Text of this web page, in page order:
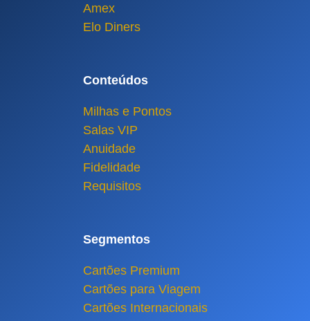
Amex
Elo Diners
Conteúdos
Milhas e Pontos
Salas VIP
Anuidade
Fidelidade
Requisitos
Segmentos
Cartões Premium
Cartões para Viagem
Cartões Internacionais